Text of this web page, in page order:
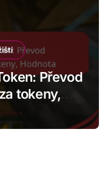
Převod
tokeny,